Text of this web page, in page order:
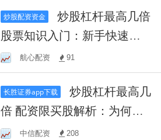
炒股配资资金
炒股杠杆最高几倍
股票知识入门：新手快速入
门指南航心配资 91
长胜证券app下载
炒股杠杆最高几
倍 配资限买股解析：为何特
定股票在配资交易中受到限
中信配资 208